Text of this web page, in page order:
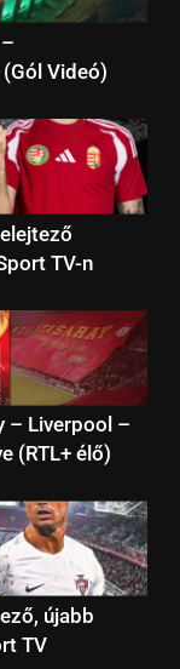
Videó)
TV-n
– Liverpool –
(RTL+ élő)
újabb
TV